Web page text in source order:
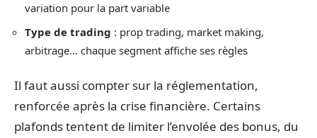
variation pour la part variable
Type de trading : prop trading, market making,
arbitrage… chaque segment affiche ses règles
Il faut aussi compter sur la réglementation,
renforcée après la crise financière. Certains
plafonds tentent de limiter l’envolée des bonus, du